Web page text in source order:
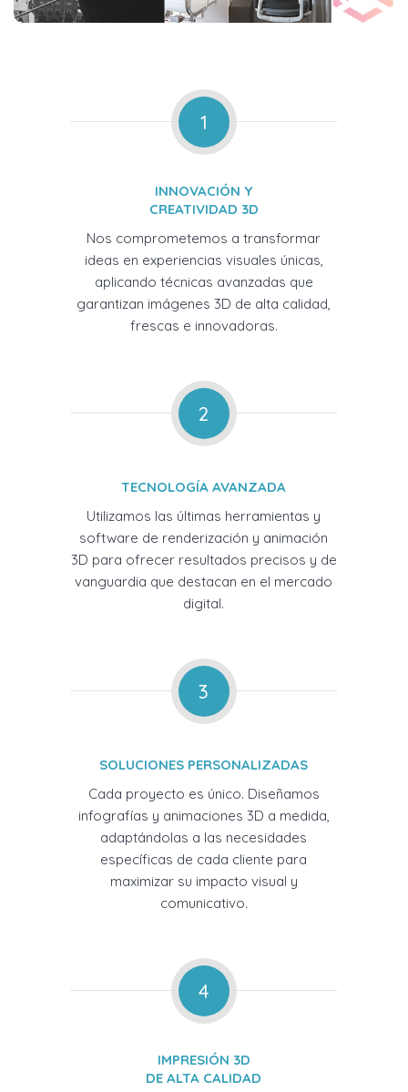
1
INNOVACIÓN Y
CREATIVIDAD 3D
Nos comprometemos a transformar
ideas en experiencias visuales únicas,
aplicando técnicas avanzadas que
garantizan imágenes 3D de alta calidad,
frescas e innovadoras.
2
TECNOLOGÍA AVANZADA
Utilizamos las últimas herramientas y
software de renderización y animación
3D para ofrecer resultados precisos y de
vanguardia que destacan en el mercado
digital.
3
SOLUCIONES PERSONALIZADAS
Cada proyecto es único. Diseñamos
infografías y animaciones 3D a medida,
adaptándolas a las necesidades
específicas de cada cliente para
maximizar su impacto visual y
comunicativo.
4
IMPRESIÓN 3D
DE ALTA CALIDAD